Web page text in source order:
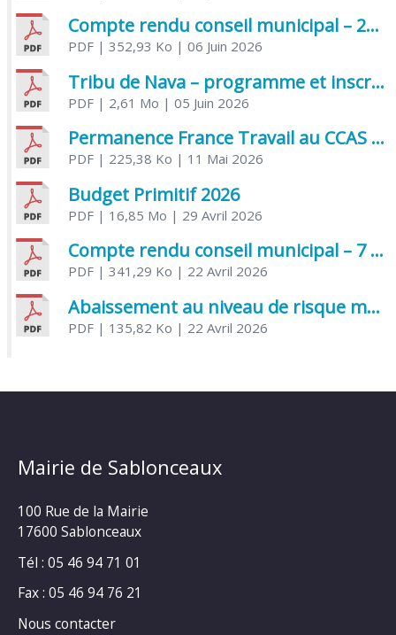
Compte rendu conseil municipal – 21 avril 2026
PDF| 352,93 Ko | 06 Juin 2026
Tribu de Nava – programme et inscriptions été 2026
PDF| 2,61 Mo | 05 Juin 2026
Permanence France Travail au CCAS de Saujon Juin 2026
PDF| 225,38 Ko | 11 Mai 2026
Budget Primitif 2026
PDF| 16,85 Mo | 29 Avril 2026
Compte rendu conseil municipal – 7 avril 2026
PDF| 341,29 Ko | 22 Avril 2026
Abaissement au niveau de risque modéré de l’Influenza aviaire
PDF| 135,82 Ko | 22 Avril 2026
Mairie de Sablonceaux
100 Rue de la Mairie
17600 Sablonceaux
Tél : 05 46 94 71 01
Fax : 05 46 94 76 21
Nous contacter